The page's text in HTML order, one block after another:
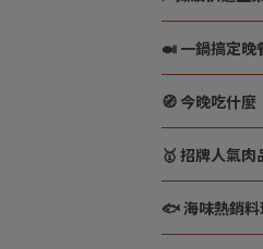
🍛 一鍋搞定晚
🧭 今晚吃什麼
🥇 招牌人氣肉
🐟 海味熱銷